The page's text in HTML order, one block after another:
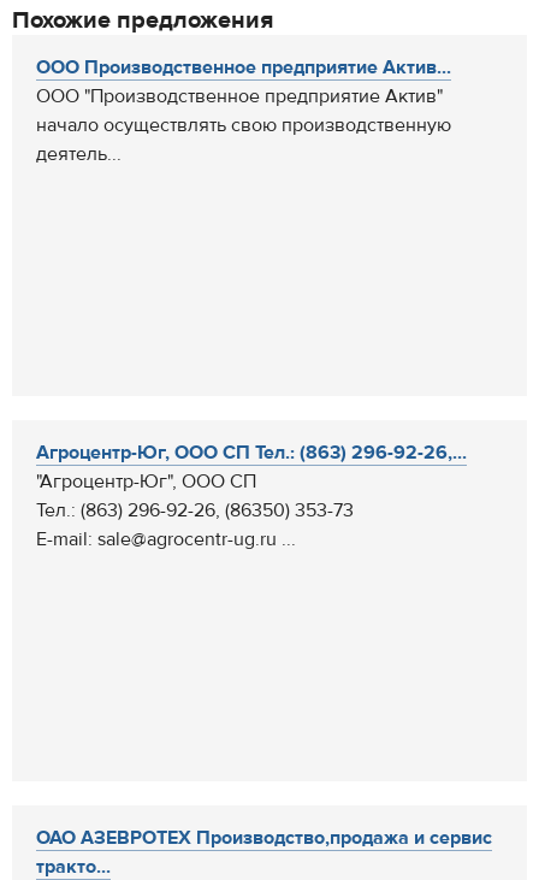
Похожие предложения
ООО Производственное предприятие Актив...
ООО "Производственное предприятие Актив"
начало осуществлять свою производственную
деятель...
Агроцентр-Юг, ООО СП Тел.: (863) 296-92-26,...
"Агроцентр-Юг", ООО СП
Тел.: (863) 296-92-26, (86350) 353-73
E-mail: sale@agrocentr-ug.ru ...
ОАО АЗЕВРОТЕХ Производство,продажа и сервис
тракто...